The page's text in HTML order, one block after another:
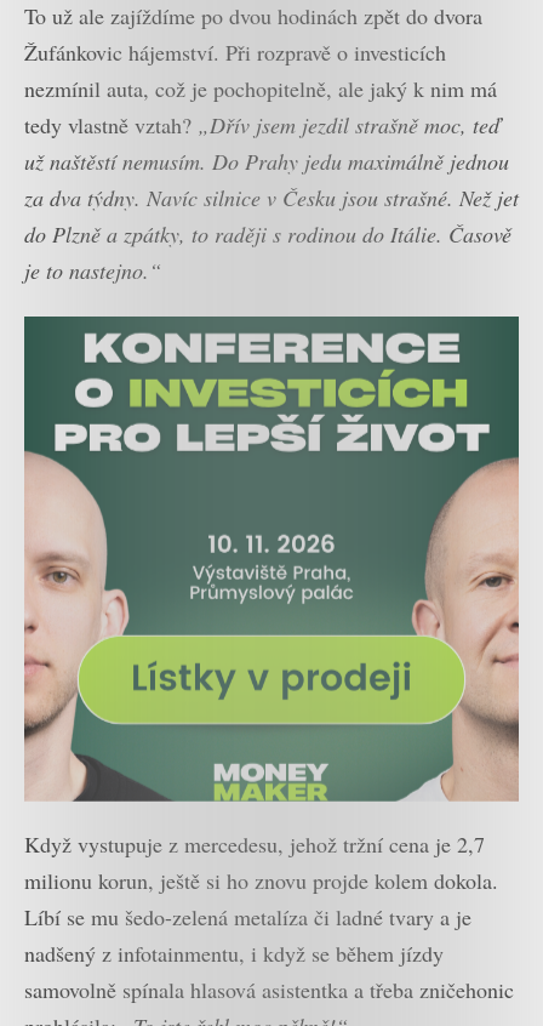
To už ale zajíždíme po dvou hodinách zpět do dvora
Žufánkovic hájemství. Při rozpravě o investicích
nezmínil auta, což je pochopitelně, ale jaký k nim má
tedy vlastně vztah? „Dřív jsem jezdil strašně moc, teď
už naštěstí nemusím. Do Prahy jedu maximálně jednou
za dva týdny. Navíc silnice v Česku jsou strašné. Než jet
do Plzně a zpátky, to raději s rodinou do Itálie. Časově
je to nastejno.“
Když vystupuje z mercedesu, jehož tržní cena je 2,7
milionu korun, ještě si ho znovu projde kolem dokola.
Líbí se mu šedo-zelená metalíza či ladné tvary a je
nadšený z infotainmentu, i když se během jízdy
samovolně spínala hlasová asistentka a třeba zničehonic